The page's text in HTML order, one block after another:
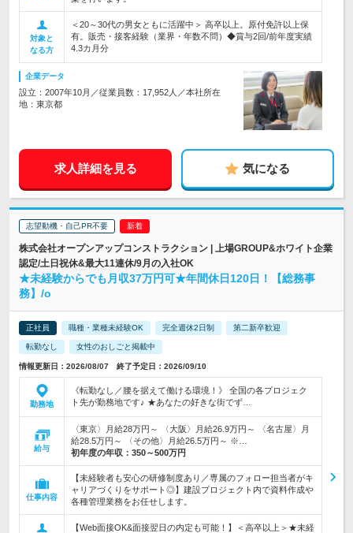
対象と
なる方
＜20～30代の男女ともに活躍中＞ 高卒以上。原付免許以上保
有。販売・接客経験（業界・年数不問）◆賞与2回/前年度実績
4.3カ月分
企業データ
設立：2007年10月／従業員数：17,952人／本社所在
地：東京都
求人詳細を見る 気になる
志望動機・自己PR不要
株式会社オープンアップコンストラクション | 上場GROUP&ホワイト企業
認定/土日祝休&最大11連休/9月の入社OK
★未経験からでも月収37万円可★年間休日120日！【総務事
務】/o
正社員 職種・業種未経験OK 完全週休2日制 第二新卒歓迎
転勤なし 女性のおしごと掲載中
情報更新日：2026/08/07 終了予定日：2026/09/10
勤務地
《転勤なし／腰を据えて働ける環境！》 全国の各プロジェク
ト先が勤務地です♪ ★あなたの好きな街でず…
給与
〈東京〉月給28万円～ 〈大阪〉月給26.9万円～ 〈名古屋〉月
給28.5万円～ 〈その他〉月給26.5万円～ ※…
初年度の年収： 350～500万円
仕事内容
【未経験者も安心の研修制度あり／専属のフォロー担当者がキ
ャリアづくりをサポート◎】建設プロジェクト内で資料作成や
各種管理業務をお任せします。
【Web面接OK&面接翌日の内定も可能！】＜高卒以上＞★未経